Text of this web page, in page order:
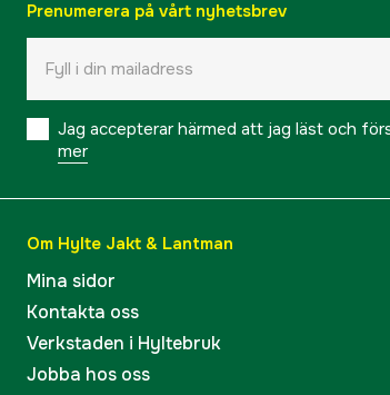
Prenumerera på vårt nyhetsbrev
Jag accepterar härmed att jag läst och
mer
Om Hylte Jakt & Lantman
Mina sidor
Kontakta oss
Verkstaden i Hyltebruk
Jobba hos oss